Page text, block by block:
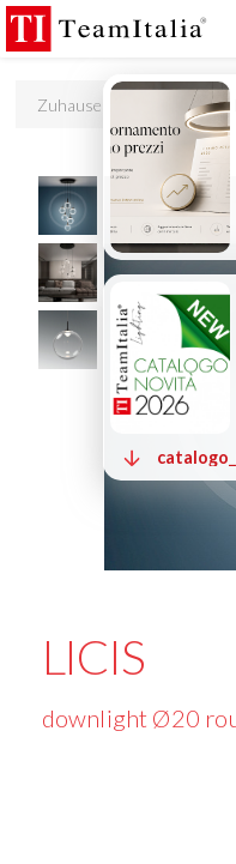
R
Preisliste – Juli 2026(513K)
CATALOGUE 2025(12M)
COMPANY PROFILE ITA (3M)
PROFILE DE
StarTeam 1
(Produkt)(15M) ★Touch-Dim
Zuhause Produkte
LICIS
downlight Ø20